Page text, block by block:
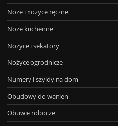
Noże i nożyce ręczne
Noże kuchenne
Nożyce i sekatory
Nożyce ogrodnicze
Numery i szyldy na dom
Obudowy do wanien
Obuwie robocze